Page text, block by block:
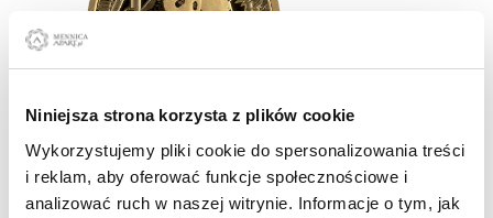
Niniejsza strona korzysta z plików cookie
Wykorzystujemy pliki cookie do spersonalizowania treści
i reklam, aby oferować funkcje społecznościowe i
analizować ruch w naszej witrynie. Informacje o tym, jak
Chińska Panda 8g